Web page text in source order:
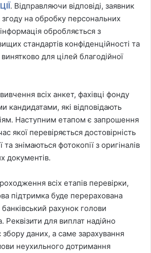
. Відправляючи відповіді, заявник
на обробку персональних
обробляється з
стандартів конфіденційності та
для цілей благодійної
всіх анкет, фахівці фонду
кандидатами, які відповідають
Наступним етапом є запрошення
якої перевіряється достовірність
та знімаються фотокопії з оригіналів
документів.
всіх етапів перевірки,
підтримка буде перерахована
рахунок голови
Реквізити для виплат надійно
збору даних, а саме зарахування
неухильного дотримання